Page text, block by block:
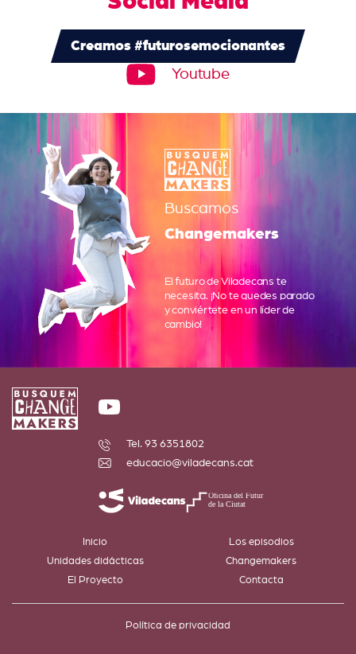
Creamos #futurosemocionantes
Youtube
Buscamos
Changemakers
El futuro de Viladecans te
necesita. ¡No te quedes parado
y conviérteteen un líder de
cambio!
Tel. 93 6351802
educacio@viladecans.cat
Inicio
Los episodios
Unidades didácticas
Changemakers
El Proyecto
Contacta
Política de privacidad